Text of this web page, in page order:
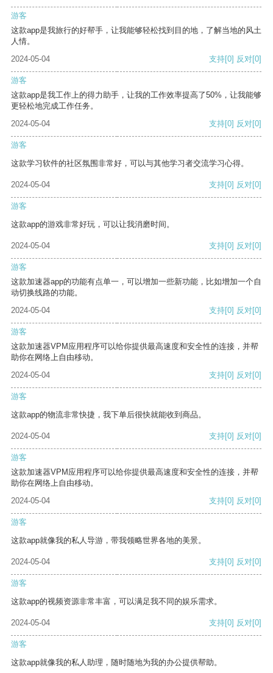
游客
这款app是我旅行的好帮手，让我能够轻松找到目的地，了解当地的风土
人情。
2024-05-04
支持[0] 反对[0]
游客
这款app是我工作上的得力助手，让我的工作效率提高了50%，让我能够
更轻松地完成工作任务。
2024-05-04
支持[0] 反对[0]
游客
这款学习软件的社区氛围非常好，可以与其他学习者交流学习心得。
2024-05-04 支持[0] 反对[0]
游客
这款app的游戏非常好玩，可以让我消磨时间。
2024-05-04 支持[0] 反对[0]
游客
这款加速器app的功能有点单一，可以增加一些新功能，比如增加一个自
动切换线路的功能。
2024-05-04
支持[0] 反对[0]
游客
这款加速器VPM应用程序可以给你提供最高速度和安全性的连接，并帮
助你在网络上自由移动。
2024-05-04
支持[0] 反对[0]
游客
这款app的物流非常快捷，我下单后很快就能收到商品。
2024-05-04 支持[0] 反对[0]
游客
这款加速器VPM应用程序可以给你提供最高速度和安全性的连接，并帮
助你在网络上自由移动。
2024-05-04
支持[0] 反对[0]
游客
这款app就像我的私人导游，带我领略世界各地的美景。
2024-05-04 支持[0] 反对[0]
游客
这款app的视频资源非常丰富，可以满足我不同的娱乐需求。
2024-05-04 支持[0] 反对[0]
游客
这款app就像我的私人助理，随时随地为我的办公提供帮助。